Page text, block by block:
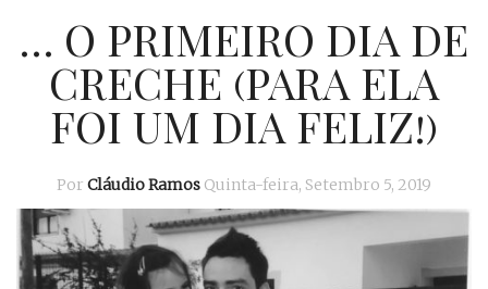
EU NA TV
EU, PAI
ACTUALIDADE
… O PRIMEIRO DIA DE
CRECHE (PARA ELA
FOI UM DIA FELIZ!)
Por Cláudio Ramos Quinta-feira, Setembro 5, 2019